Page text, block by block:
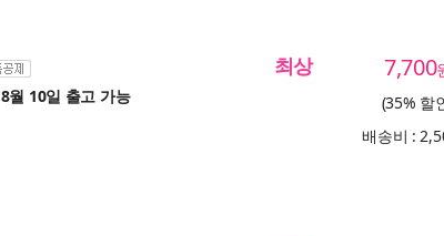
8월 10일 출고 가능
최상 7,700
(35% 할
배송비 :